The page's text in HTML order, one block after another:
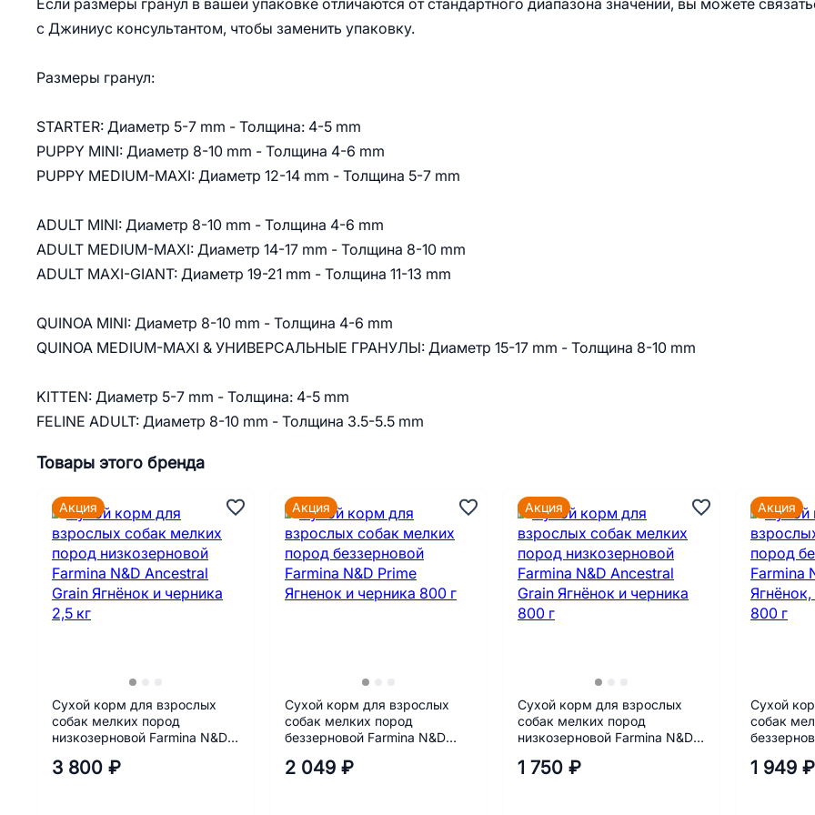
Если размеры гранул в вашей упаковке отличаются от стандартного диапазона значений, вы можете
с Джиниус консультантом, чтобы заменить упаковку.
Размеры гранул:
STARTER: Диаметр 5-7 mm - Толщина: 4-5 mm
PUPPY MINI: Диаметр 8-10 mm - Толщина 4-6 mm
PUPPY MEDIUM-MAXI: Диаметр 12-14 mm - Толщина 5-7 mm
ADULT MINI: Диаметр 8-10 mm - Толщина 4-6 mm
ADULT MEDIUM-MAXI: Диаметр 14-17 mm - Толщина 8-10 mm
ADULT MAXI-GIANT: Диаметр 19-21 mm - Толщина 11-13 mm
QUINOA MINI: Диаметр 8-10 mm - Толщина 4-6 mm
QUINOA MEDIUM-MAXI & УНИВЕРСАЛЬНЫЕ ГРАНУЛЫ: Диаметр 15-17 mm - Толщина 8-10 mm
KITTEN: Диаметр 5-7 mm - Толщина: 4-5 mm
FELINE ADULT: Диаметр 8-10 mm - Толщина 3.5-5.5 mm
Товары этого бренда
Сухой корм для взрослых
собак мелких пород
низкозерновой Farmina N&D
черника 2,5 кг
3 800 ₽
Акция
Сухой корм для взрослых
собак мелких пород
беззерновой Farmina N&D
г
2 049 ₽
Акция
Сухой корм для взрослых
собак мелких пород
низкозерновой Farmina N&D
черника 800 г
1 750 ₽
Акция
Сухой
собак
тыква
1 949 ₽
Акция